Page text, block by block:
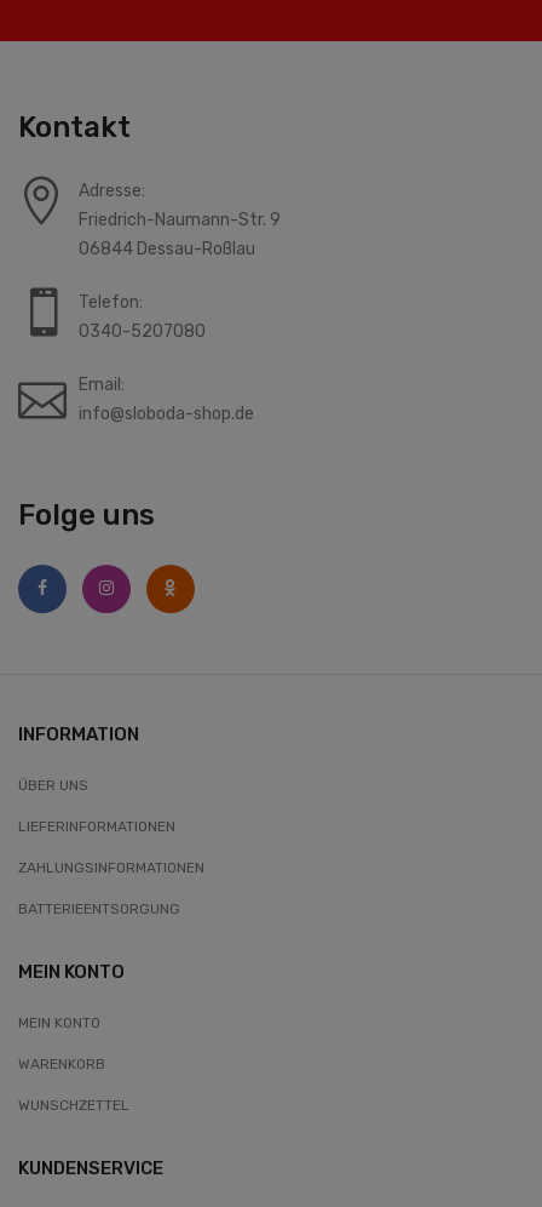
Folge uns
Kontakt
Adresse:
Friedrich-Naumann-Str. 9
06844 Dessau-Roßlau
Telefon:
0340-5207080
Email:
info@sloboda-shop.de
INFORMATION
ÜBER UNS
LIEFERINFORMATIONEN
ZAHLUNGSINFORMATIONEN
BATTERIEENTSORGUNG
MEIN KONTO
MEIN KONTO
WARENKORB
WUNSCHZETTEL
KUNDENSERVICE